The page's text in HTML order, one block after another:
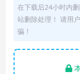
在下载后24小时内
站删除处理！ 请用
骗！